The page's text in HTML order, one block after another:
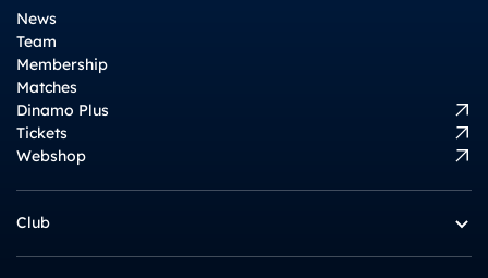
News
Team
Membership
Matches
Dinamo Plus
Tickets
Webshop
Club